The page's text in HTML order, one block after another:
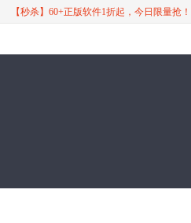
【秒杀】60+正版软件1折起，今日限量抢！